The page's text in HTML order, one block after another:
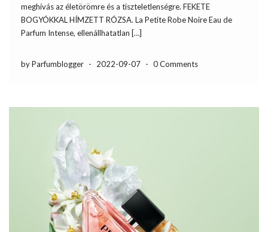
meghívás az életörömre és a tiszteletlenségre. FEKETE
BOGYÓKKAL HÍMZETT RÓZSA. La Petite Robe Noire Eau de
Parfum Intense, ellenállhatatlan […]
by Parfumblogger - 2022-09-07 - 0 Comments